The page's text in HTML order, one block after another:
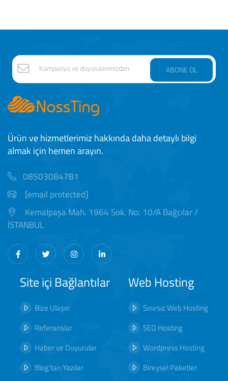
ABONE OL
Ürün ve hizmetlerimiz hakkında daha detaylı bilgi
almak için hemen arayın.
08503084781
[email protected]
Kemalpaşa Mah. 1964 Sok. No: 10/A Bağcılar /
İSTANBUL
Site içi Bağlantılar
Bize Ulaşın
Referanslar
Haber ve Duyurular
Blog'tan Yazılar
Web Hosting
Sınırsız Web Hosting
SEO Hosting
Wordpress Hosting
Bireysel Paketler